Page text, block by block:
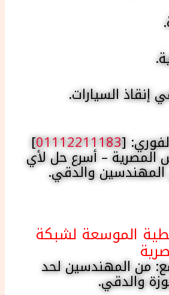
إنقاذ السيارات.
[
01112211183
]
المصرية – أسرع حل لأي
والدقي.
الموسعة لشبكة
من المهندسين لحد
والدقي.